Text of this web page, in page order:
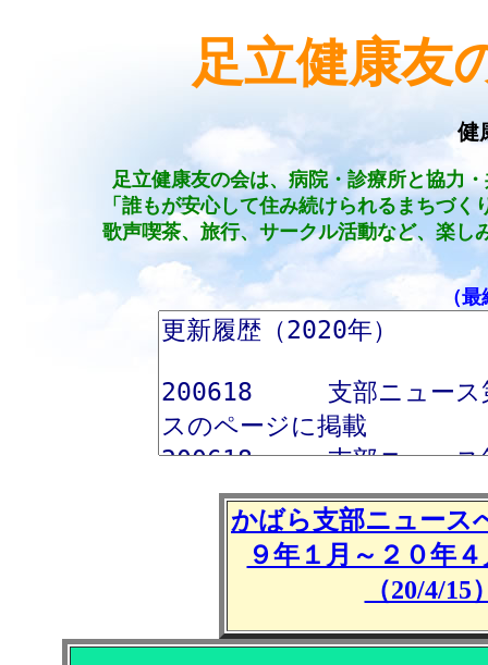
足立健康
健
足立健康友の会は、病院・診療所と協力
「誰もが安心して住み続けられるまちづ
歌声喫茶、旅行、サークル活動など、楽し
（
かばら支部ニュー
９年１月～２０年
（20/4/15